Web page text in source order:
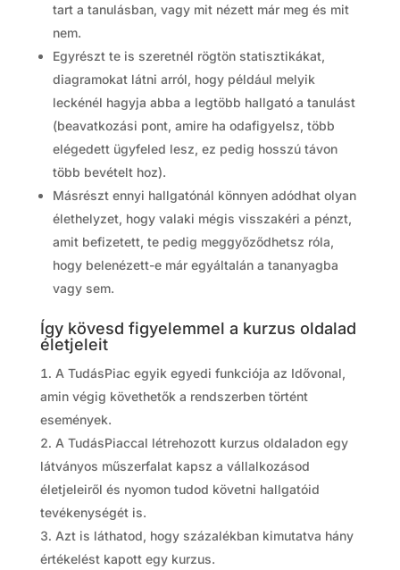
tart a tanulásban, vagy mit nézett már meg és mit
nem.
Egyrészt te is szeretnél rögtön statisztikákat,
diagramokat látni arról, hogy például melyik
leckénél hagyja abba a legtöbb hallgató a tanulást
(beavatkozási pont, amire ha odafigyelsz, több
elégedett ügyfeled lesz, ez pedig hosszú távon
több bevételt hoz).
Másrészt ennyi hallgatónál könnyen adódhat olyan
élethelyzet, hogy valaki mégis visszakéri a pénzt,
amit befizetett, te pedig meggyőződhetsz róla,
hogy belenézett-e már egyáltalán a tananyagba
vagy sem.
Így kövesd figyelemmel a kurzus oldalad
életjeleit
A TudásPiac egyik egyedi funkciója az Idővonal,
amin végig követhetők a rendszerben történt
események.
A TudásPiaccal létrehozott kurzus oldaladon egy
látványos műszerfalat kapsz a vállalkozásod
életjeleiről és nyomon tudod követni hallgatóid
tevékenységét is.
Azt is láthatod, hogy százalékban kimutatva hány
értékelést kapott egy kurzus.